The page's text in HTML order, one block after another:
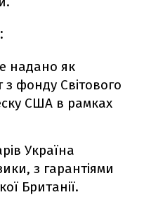
надано як
фонду Світового
США в рамках
Україна
з гарантіями
Британії.